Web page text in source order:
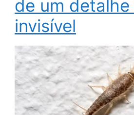
de um detalhe
invisível